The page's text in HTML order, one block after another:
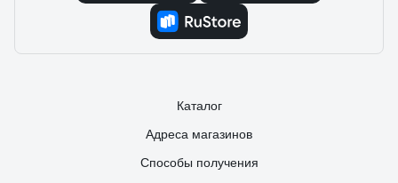
Каталог
Адреса магазинов
Способы получения